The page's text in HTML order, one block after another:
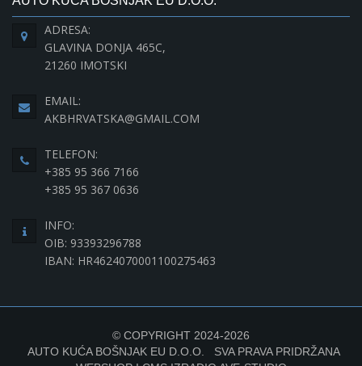
ADRESA:
GLAVINA DONJA 465C,
21260 IMOTSKI
EMAIL:
AKBHRVATSKA@GMAIL.COM
TELEFON:
+385 95 366 7166
+385 95 367 0636
INFO:
OIB: 93393296788
IBAN: HR4624070001100275463
© COPYRIGHT 2024-2026
AUTO KUĆA BOŠNJAK EU D.O.O. SVA PRAVA PRIDRŽANA